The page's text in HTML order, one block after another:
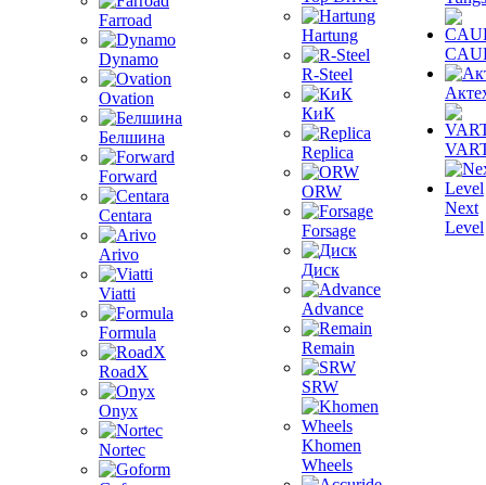
Farroad
Dynamo
Ovation
Белшина
Forward
Centara
Arivo
Viatti
Formula
RoadX
Onyx
Nortec
Hartung
R-Steel
КиК
Replica
ORW
Forsage
Диск
Advance
Remain
SRW
Khomen
Wheels
Next
Level